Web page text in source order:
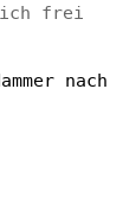
frei
nach